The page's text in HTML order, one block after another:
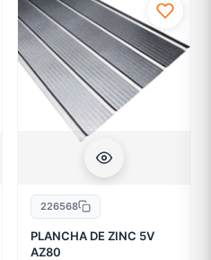
226568
PLANCHA DE ZINC 5V
AZ80